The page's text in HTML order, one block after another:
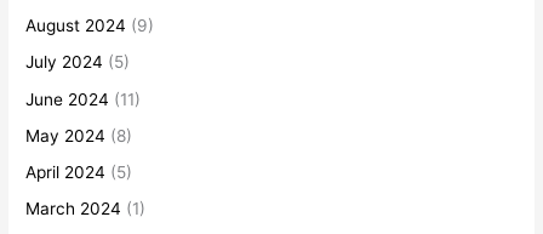
August 2024 (9)
July 2024 (5)
June 2024 (11)
May 2024 (8)
April 2024 (5)
March 2024 (1)